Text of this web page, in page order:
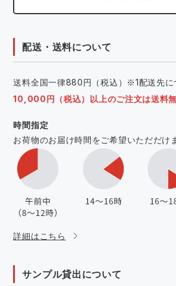
配送・送料について
送料全国一律880円（税込）※1配送先に
10,000円（税込）以上のご注文は送料無
時間指定
お荷物のお届け時間をご希望いただだけ
詳細はこちら
サンプル貸出について